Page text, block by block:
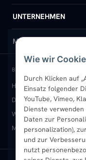
Wie wir
Durch Klicken auf
Einsatz folgender
YouTube, Vimeo,
Dienste
Daten zur
personalization),
und zur
nutzt
Handtuchheizkörper
Design-Heizkörper
Paneelheizkörper
Vertikal-Heizkörper
Heizkörper-Zubehör
Hilfe & Kontakt
Versand & Lieferung
Rückgabe & Widerruf
Garantie &
Montageservice vor Ort
Sendung verfolgen
UNTERNEHMEN
Wir über uns
Standort & Abholung
B2B-Kunden
Karriere
Ratgeber
MEIN KONTO
Anmelden / Mein Konto
Merkliste
Newsletter
Aktuelle Angebote
BELIEBTE KATEGORIEN
Heizkörper kaufen
Design-Heizkörper
Wandheizkörper
Mischbetrieb-Heizkörper